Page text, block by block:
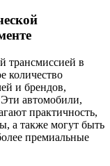
трансмиссией в
количество
и брендов,
автомобили,
практичность,
а также могут быть
премиальные